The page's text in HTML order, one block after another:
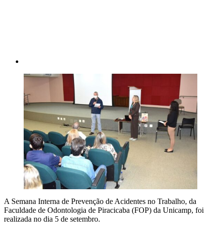
A Semana Interna de Prevenção de Acidentes no Trabalho, da
Faculdade de Odontologia de Piracicaba (FOP) da Unicamp, foi
realizada no dia 5 de setembro.